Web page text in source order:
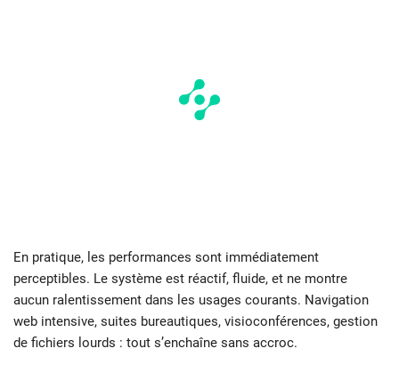
En pratique, les performances sont immédiatement
perceptibles. Le système est réactif, fluide, et ne montre
aucun ralentissement dans les usages courants. Navigation
web intensive, suites bureautiques, visioconférences, gestion
de fichiers lourds : tout s’enchaîne sans accroc.